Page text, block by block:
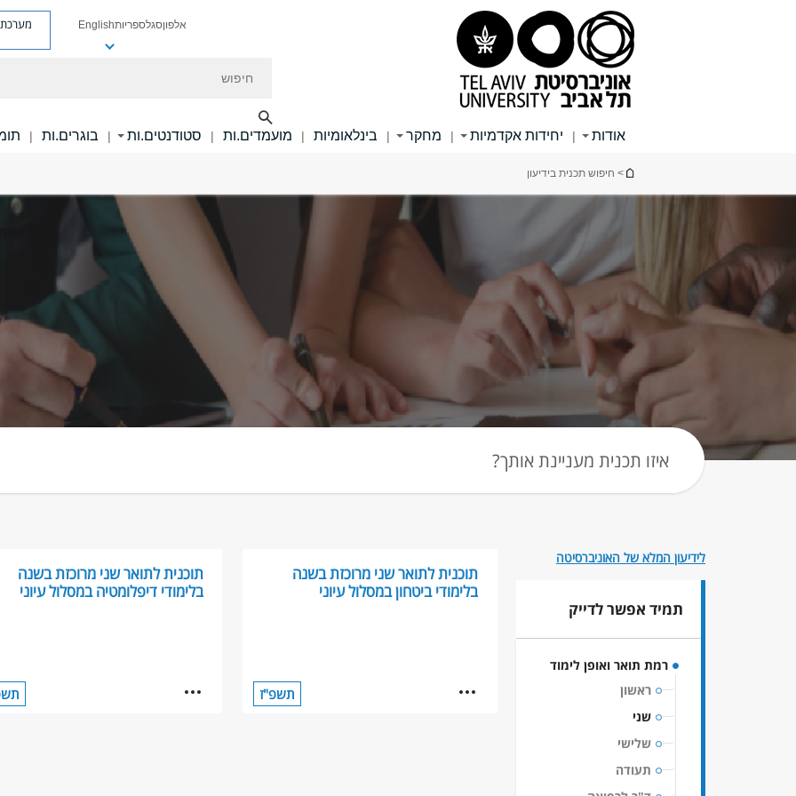
אלפוןסגלספריותEnglish מערכת
אודות | יחידות אקדמיות | מחקר | בינלאומיות | מועמדים.ות | סטודנטים.ות | בוגרים.ות |
הינך נמצא כאן
> חיפוש תכנית בידיעון
לידיעון המלא של האוניברסיטה
תמיד אפשר לדייק
רמת תואר ואופן לימוד
ראשון
שני
שלישי
תעודה
תוכנית לתואר שני מרוכזת בשנה
בלימודי ביטחון במסלול עיוני
תשפ"ז
תוכנית לתואר שני מרוכזת בשנה
בלימודי דיפלומטיה במסלול עיוני